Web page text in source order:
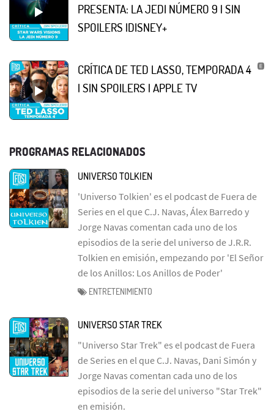
PRESENTA: LA JEDI NÚMERO 9 | SIN
SPOILERS |DISNEY+
CRÍTICA DE TED LASSO, TEMPORADA 4
| SIN SPOILERS | APPLE TV
PROGRAMAS RELACIONADOS
UNIVERSO TOLKIEN
'Universo Tolkien' es el podcast de Fuera de
Series en el que C.J. Navas, Álex Barredo y
Jorge Navas comentan cada uno de los
episodios de la serie del universo de J.R.R.
Tolkien en emisión, empezando por 'El Señor
de los Anillos: Los Anillos de Poder'
ENTRETENIMIENTO
UNIVERSO STAR TREK
"Universo Star Trek" es el podcast de Fuera
de Series en el que C.J. Navas, Dani Simón y
Jorge Navas comentan cada uno de los
episodios de la serie del universo "Star Trek"
en emisión.